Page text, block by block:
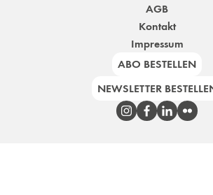
AGB
Kontakt
Impressum
ABO BESTELLEN
NEWSLETTER